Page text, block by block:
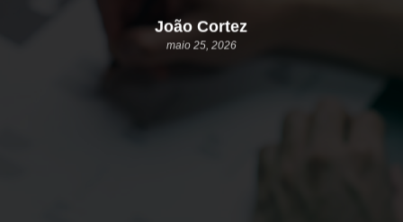
João Cortez
maio 25, 2026